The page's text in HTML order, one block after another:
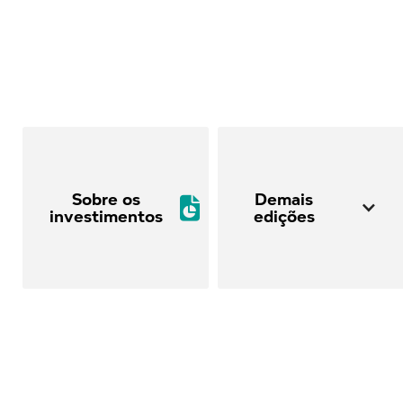
Sobre os
investimentos  Demais
edições